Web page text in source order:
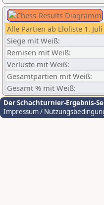
Alle Partien ab Eloliste 1. Juli
Siege mit Weiß:
Remisen mit Weiß:
Verluste mit Weiß:
Gesamtpartien mit Weiß:
Gesamt % mit Weiß:
Der Schachturnier-Ergebnis-
Impressum /